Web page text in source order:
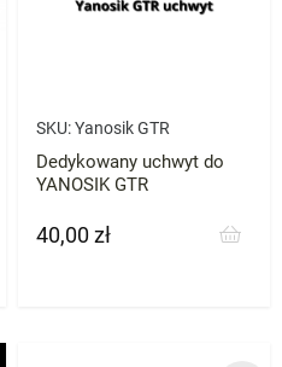
SKU:Yanosik GTR
Dedykowany uchwyt do
YANOSIK GTR
Cena
40,00 zł